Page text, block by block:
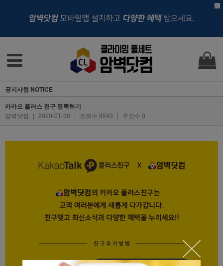
공지사항 NOTICE
카카오 플러스 친구 등록하기
암벽닷컴 | 2020-01-30 | 조회수 8543 | 추천수 0